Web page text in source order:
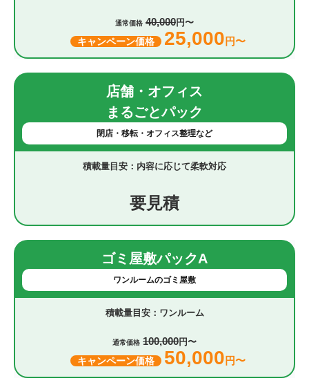
通常価格 40,000円〜
キャンペーン価格 25,000 円〜
店舗・オフィス
まるごとパック
閉店・移転・オフィス整理など
内容に応じて柔軟対応
要見積
ゴミ屋敷パックA
ワンルームのゴミ屋敷
ワンルーム
通常価格 100,000円〜
キャンペーン価格 50,000 円〜